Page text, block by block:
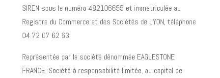
SIREN sous le numéro 482106655 et immatriculée au
Registre du Commerce et des Sociétés de LYON, téléphone
04 72 07 62 63
Représentée par la société dénommée EAGLESTONE
FRANCE, Société à responsabilité limitée, au capital de